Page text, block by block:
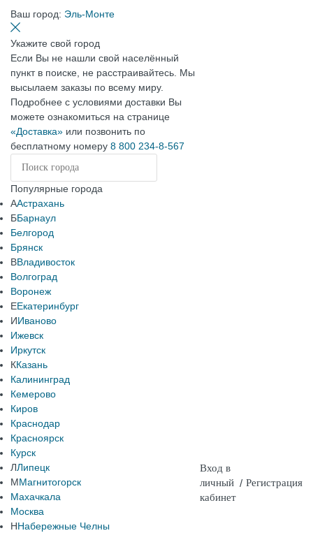
Ваш город: Эль-Монте
Укажите свой город
Если Вы не нашли свой населённый
пункт в поиске, не расстраивайтесь. Мы
высылаем заказы по всему миру.
Подробнее с условиями доставки Вы
можете ознакомиться на странице
«Доставка» или позвонить по
бесплатному номеру 8 800 234-8-567
Популярные города
ААстрахань
ББарнаул
Белгород
Брянск
ВВладивосток
Волгоград
Воронеж
ЕЕкатеринбург
ИИваново
Ижевск
Иркутск
ККазань
Калининград
Кемерово
Киров
Краснодар
Красноярск
Курск
ЛЛипецк
ММагнитогорск
Махачкала
Москва
ННабережные Челны
Вход в
личный
кабинет
/ Регистрация